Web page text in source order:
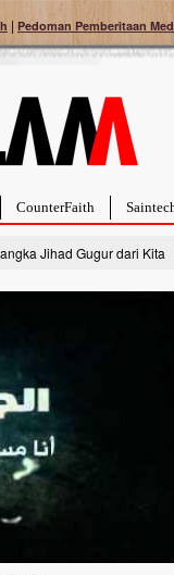
| Pedoman Pemberitaan
CounterFaith
Jihad Gugur dari Kita
Hebat Sembuh Dari
Darah
dipenuhi dengan
berat. Meskipun baru
bayi yang imut ini harus
yang dahsyat, yaitu tumor